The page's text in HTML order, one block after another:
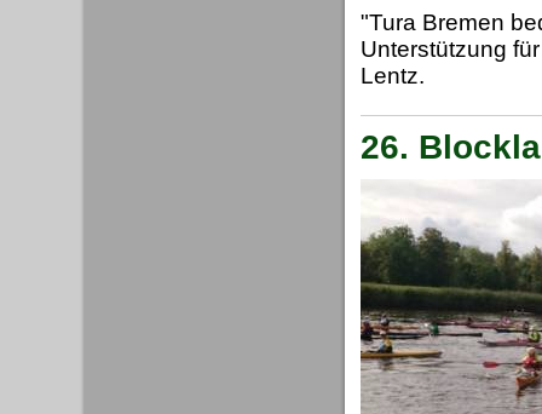
"Tura Bremen
Unterstützung
Lentz.
26.